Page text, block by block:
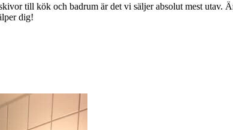
till kök och badrum är det vi säljer absolut mest utav.
dig!